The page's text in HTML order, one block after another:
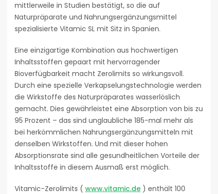
mittlerweile in Studien bestätigt, so die auf
Naturpräparate und Nahrungsergänzungsmittel
spezialisierte Vitamic SL mit Sitz in Spanien.
Eine einzigartige Kombination aus hochwertigen
Inhaltsstoffen gepaart mit hervorragender
Bioverfügbarkeit macht Zerolimits so wirkungsvoll.
Durch eine spezielle Verkapselungstechnologie werden
die Wirkstoffe des Naturpräparates wasserlöslich
gemacht. Dies gewährleistet eine Absorption von bis zu
95 Prozent – das sind unglaubliche 185-mal mehr als
bei herkömmlichen Nahrungsergänzungsmitteln mit
denselben Wirkstoffen. Und mit dieser hohen
Absorptionsrate sind alle gesundheitlichen Vorteile der
Inhaltsstoffe in diesem Ausmaß erst möglich.
Vitamic-Zerolimits ( www.vitamic.de ) enthält 100